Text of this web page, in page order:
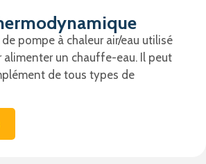
de pompe à chaleur air/eau utilisé
un chauffe-eau. Il peut
de tous types de